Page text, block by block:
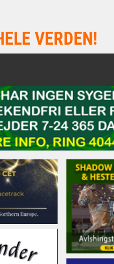
VERDEN!